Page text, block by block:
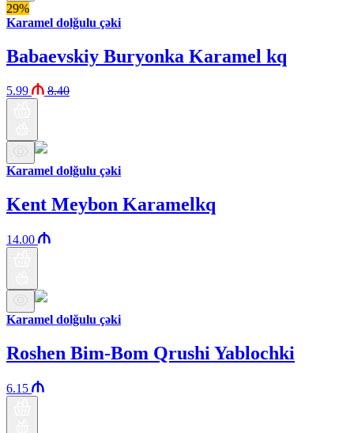
29%
Karamel dolğulu çəki
Babaevskiy Buryonka Karamel kq
5.99 8.40
Karamel dolğulu çəki
Kent Meybon Karamelkq
14.00
Karamel dolğulu çəki
Roshen Bim-Bom Qrushi Yablochki
6.15